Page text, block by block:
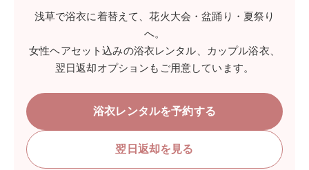
浅草で浴衣に着替えて、花火大会・盆踊り・夏祭り
へ。
女性ヘアセット込みの浴衣レンタル、カップル浴衣、
翌日返却オプションもご用意しています。
浴衣レンタルを予約する
翌日返却を見る